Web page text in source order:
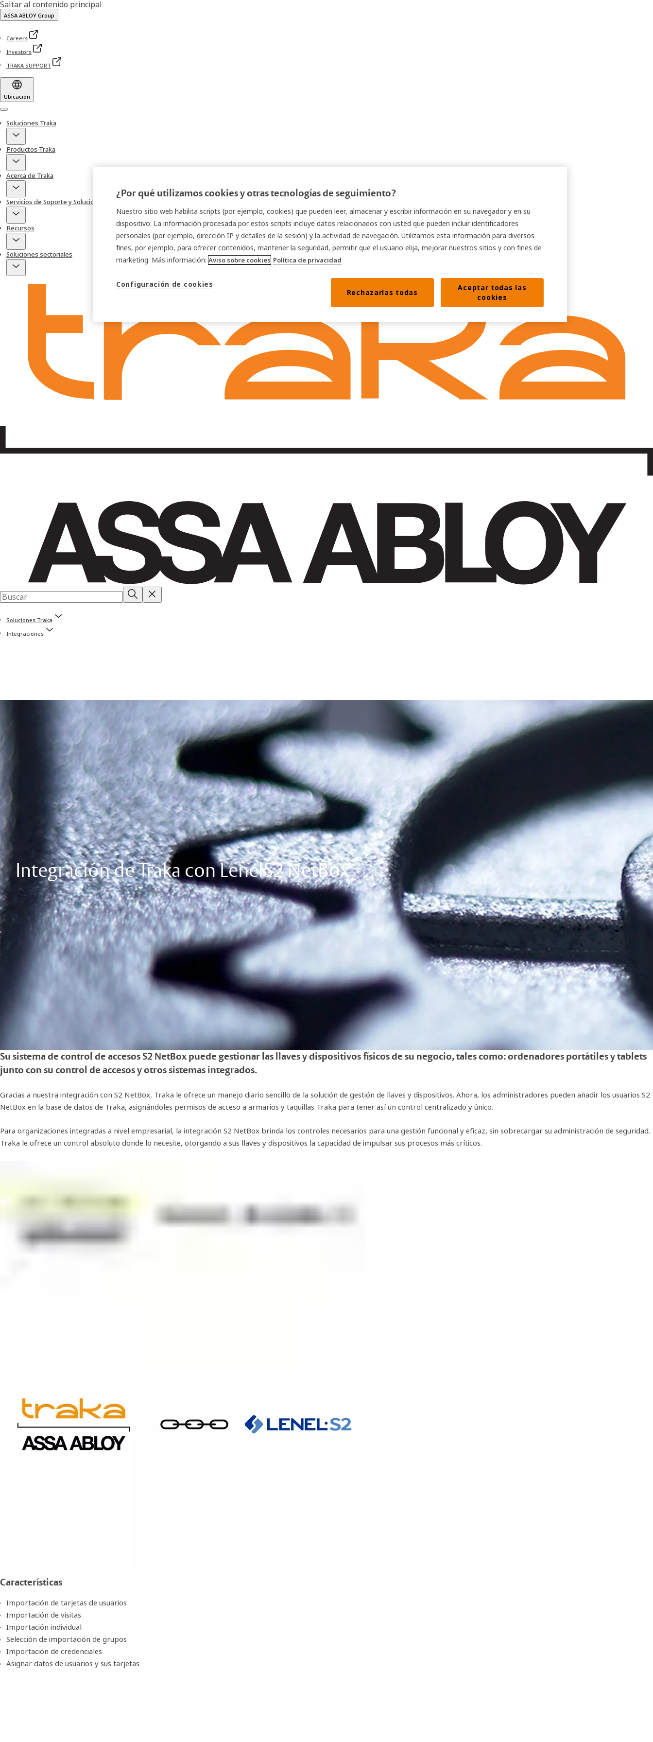
Saltar al contenido principal
ASSA ABLOY Group
Careers
Investors
TRAKA SUPPORT
Ubicación
Menu
Soluciones Traka
Productos Traka
Acerca de Traka
Servicios de Soporte y Soluciones
Recursos
Soluciones sectoriales
Soluciones Traka
Integraciones
Integración de Traka con LenelS2 NetBox
Su sistema de control de accesos S2 NetBox puede gestionar las llaves y dispositivos físicos de su negocio, tales como: ordenadores portátiles y tablets
junto con su control de accesos y otros sistemas integrados.
Gracias a nuestra integración con S2 NetBox, Traka le ofrece un manejo diario sencillo de la solución de gestión de llaves y dispositivos. Ahora, los administradores pueden añadir los usuarios S2
NetBox en la base de datos de Traka, asignándoles permisos de acceso a armarios y taquillas Traka para tener así un control centralizado y único.
Para organizaciones integradas a nivel empresarial, la integración S2 NetBox brinda los controles necesarios para una gestión funcional y eficaz, sin sobrecargar su administración de seguridad.
Traka le ofrece un control absoluto donde lo necesite, otorgando a sus llaves y dispositivos la capacidad de impulsar sus procesos más críticos.
Características
Importación de tarjetas de usuarios
Importación de visitas
Importación individual
Selección de importación de grupos
Importación de credenciales
Asignar datos de usuarios y sus tarjetas
¿Por qué utilizamos cookies y otras tecnologías de seguimiento?
Nuestro sitio web habilita scripts (por ejemplo, cookies) que pueden leer, almacenar y escribir información en su navegador y en su
dispositivo. La información procesada por estos scripts incluye datos relacionados con usted que pueden incluir identificadores
personales (por ejemplo, dirección IP y detalles de la sesión) y la actividad de navegación. Utilizamos esta información para diversos
fines, por ejemplo, para ofrecer contenidos, mantener la seguridad, permitir que el usuario elija, mejorar nuestros sitios y con fines de
marketing. Más información: Aviso sobre cookies Política de privacidad
Configuración de cookies
Rechazarlas todas
Aceptar todas las
cookies